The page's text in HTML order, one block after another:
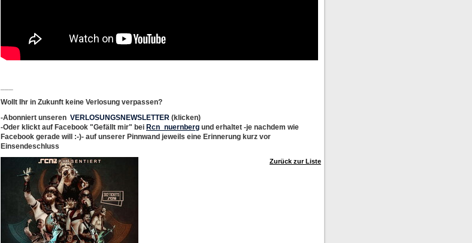
Wollt Ihr in Zukunft keine Verlosung verpassen?
-Abonniert unseren VERLOSUNGSNEWSLETTER (klicken)
-Oder klickt auf Facebook "Gefällt mir" bei Rcn_nuernberg und erhaltet -je nachdem wie
Facebook gerade will :-)- auf unserer Pinnwand jeweils eine Erinnerung kurz vor
Einsendeschluss
Zurück zur Liste